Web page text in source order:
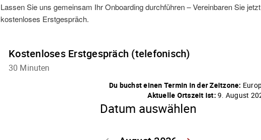
Lassen Sie uns gemeinsam Ihr Onboarding durchführen – Vereinbaren Sie
kostenloses Erstgespräch.